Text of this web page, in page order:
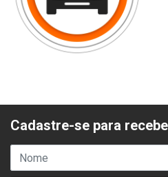
Cadastre-se para